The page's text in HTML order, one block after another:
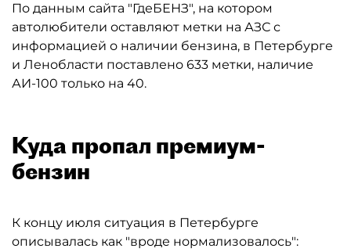
По данным сайта "ГдеБЕНЗ", на котором
автолюбители оставляют метки на АЗС с
информацией о наличии бензина, в Петербурге
и Ленобласти поставлено 633 метки, наличие
АИ-100 только на 40.
Куда пропал премиум-
бензин
К концу июля ситуация в Петербурге
описывалась как "вроде нормализовалось":